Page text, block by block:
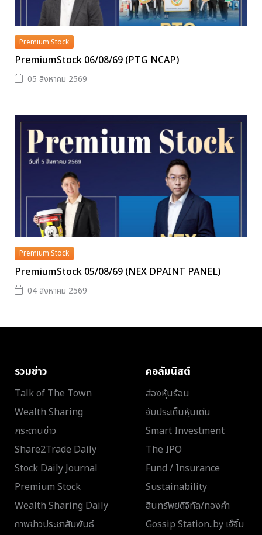
Premium Stock
PremiumStock 06/08/69 (PTG NCAP)
05 สิงหาคม 2569
Premium Stock
PremiumStock 05/08/69 (NEX DPAINT PANEL)
04 สิงหาคม 2569
รวมข่าว
Talk of The Town
Wealth Sharing
กระดานข่าว
Share2Trade Daily
Stock Daily Journal
Premium Stock
Wealth Sharing Daily
ภาพข่าวประชาสัมพันธ์
คอลัมนิสต์
ส่องหุ้นร้อน
จับประเด็นหุ้นเด่น
Smart Investment
The IPO
Fund / Insurance
Sustainability
สินทรัพย์ดิจิทัล/ทองคำ
Gossip Station..by เจ๊จิ๋ม